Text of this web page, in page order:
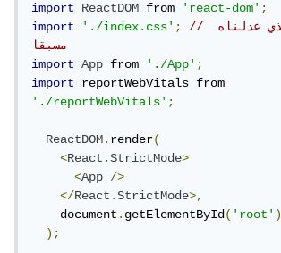
import
ReactDOM from 'react-dom';
import
'./index.css';
// هذا الملف الذي عدلناه
مسبقا
import
App from './App';
import
'./reportWebVitals';
ReactDOM.render(
<React.StrictMode>
<App
/>
</React.StrictMode>,
    document
.getElementById('root')
);